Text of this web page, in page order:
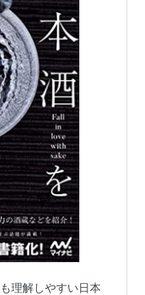
理解しやすい日本